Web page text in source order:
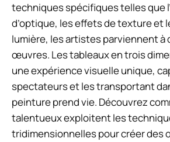
techniques spécifiques telles que
d’optique, les effets de texture et
lumière, les artistes parviennent à
œuvres. Les tableaux en trois
une expérience visuelle unique,
spectateurs et les transportant
peinture prend vie. Découvrez
talentueux exploitent les
tridimensionnelles pour créer des